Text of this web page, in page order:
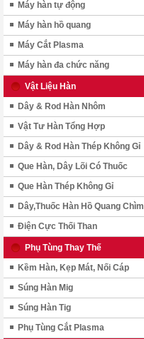
Máy hàn tự động
Máy hàn hồ quang
Máy Cắt Plasma
Máy hàn đa chức năng
Vật Liệu Hàn
Dây & Rod Hàn Nhôm
Vật Tư Hàn Tổng Hợp
Dây & Rod Hàn Thép Không Gỉ
Que Hàn, Dây Lõi Có Thuốc
Que Hàn Thép Không Gỉ
Dây,Thuốc Hàn Hồ Quang Chìm
Điện Cực Thối Than
Phụ Tùng Thay Thế
Kềm Hàn, Kẹp Mát, Nối Cáp
Súng Hàn Mig
Súng Hàn Tig
Phụ Tùng Cắt Plasma